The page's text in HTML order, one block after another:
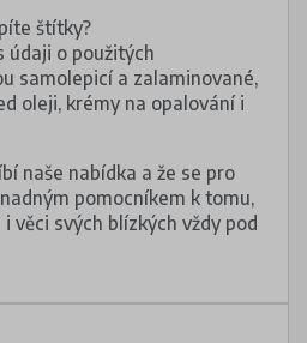
štítky?
údaji o použitých
samolepicí a zalaminované,
oleji, krémy na opalování i
naše nabídka a že se pro
pomocníkem k tomu,
věci svých blízkých vždy pod